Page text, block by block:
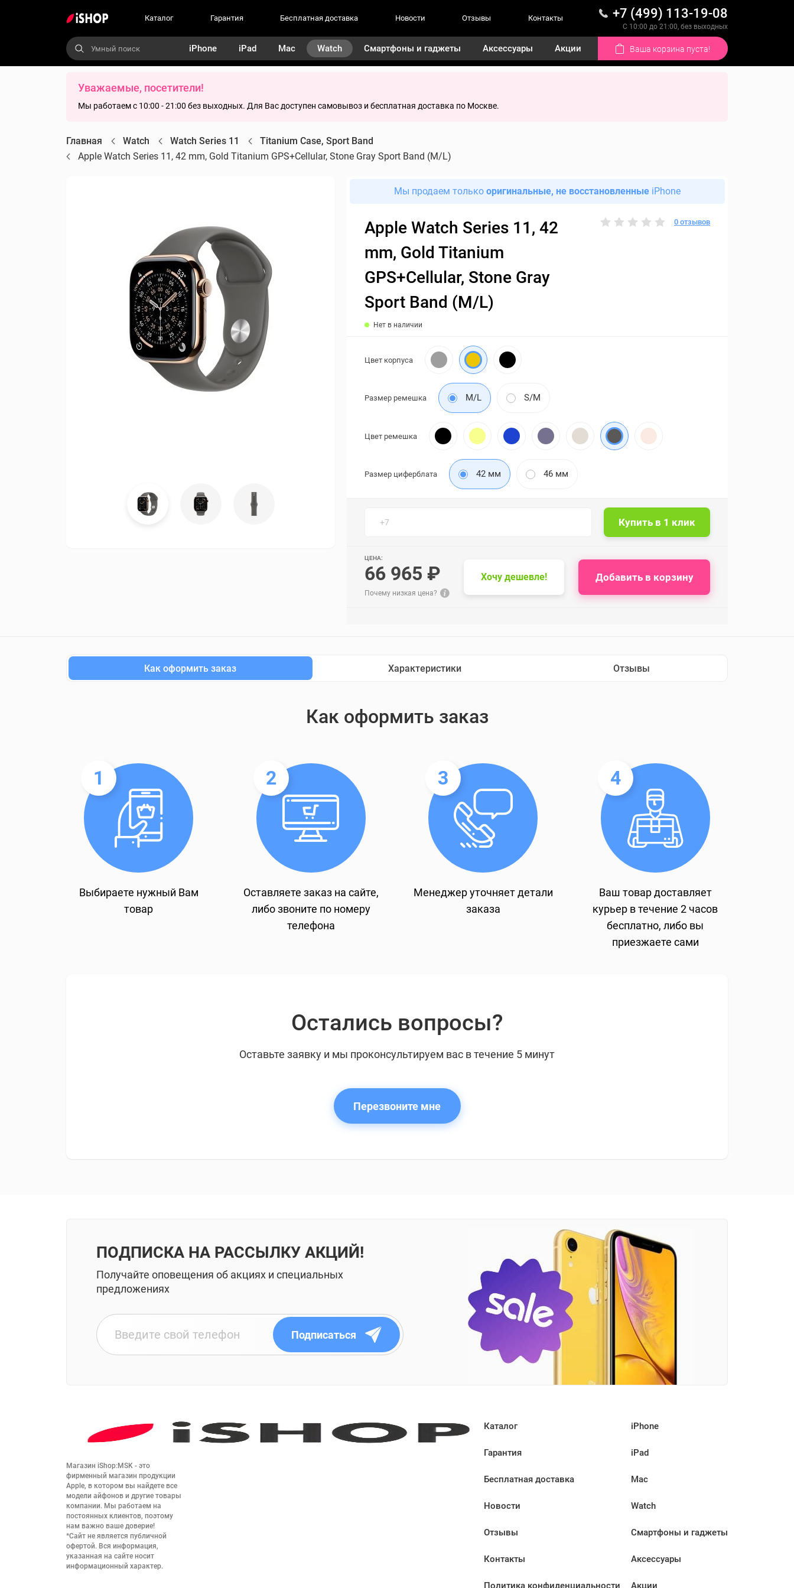
Каталог Гарантия Бесплатная доставка Новости Отзывы Контакты +7 (499) 113-19-08
С 10:00 до 21:00, без выходных
iPhone iPad Mac Watch Смартфоны и гаджеты Аксессуары Акции Ваша корзина пуста!
Уважаемые, посетители!
Мы работаем с 10:00 - 21:00 без выходных. Для Вас доступен самовывоз и бесплатная доставка по Москве.
Главная Watch Watch Series 11
Titanium Case, Sport Band
Apple Watch Series 11, 42 mm, Gold Titanium GPS+Cellular, Stone Gray Sport Band (M/L)
Мы продаем только оригинальные, не восстановленные iPhone
Apple Watch Series 11, 42
mm, Gold Titanium
GPS+Cellular, Stone Gray
Sport Band (M/L)
0 отзывов
Нет в наличии
Цвет корпуса
Размер ремешка M/L S/M
Цвет ремешка
Размер циферблата 42 мм 46 мм
ЦЕНА:
66 965 ₽
Почему низкая цена?
Хочу дешевле! Добавить в корзину
Как оформить заказ Характеристики Отзывы
Как оформить заказ
1
Выбираете нужный Вам
товар
2
Оставляете заказ на сайте,
либо звоните по номеру
телефона
3
Менеджер уточняет детали
заказа
4
Ваш товар доставляет
курьер в течение 2 часов
бесплатно, либо вы
приезжаете сами
Остались вопросы?
Оставьте заявку и мы проконсультируем вас в течение 5 минут
Перезвоните мне
ПОДПИСКА НА РАССЫЛКУ АКЦИЙ!
Получайте оповещения об акциях и специальных
предложениях
Подписаться
Магазин iShop:MSK - это
фирменный магазин продукции
Apple, в котором вы найдете все
модели айфонов и другие товары
компании. Мы работаем на
постоянных клиентов, поэтому
нам важно ваше доверие!
*Сайт не является публичной
офертой. Вся информация,
указанная на сайте носит
информационный характер.
Каталог
Гарантия
Бесплатная доставка
Новости
Отзывы
Контакты
Политика конфиденциальности
iPhone
iPad
Mac
Watch
Смартфоны и гаджеты
Аксессуары
Акции